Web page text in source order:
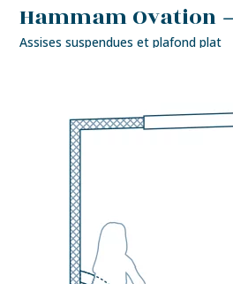
Hammam Ovation
Assises suspendues et plafond plat